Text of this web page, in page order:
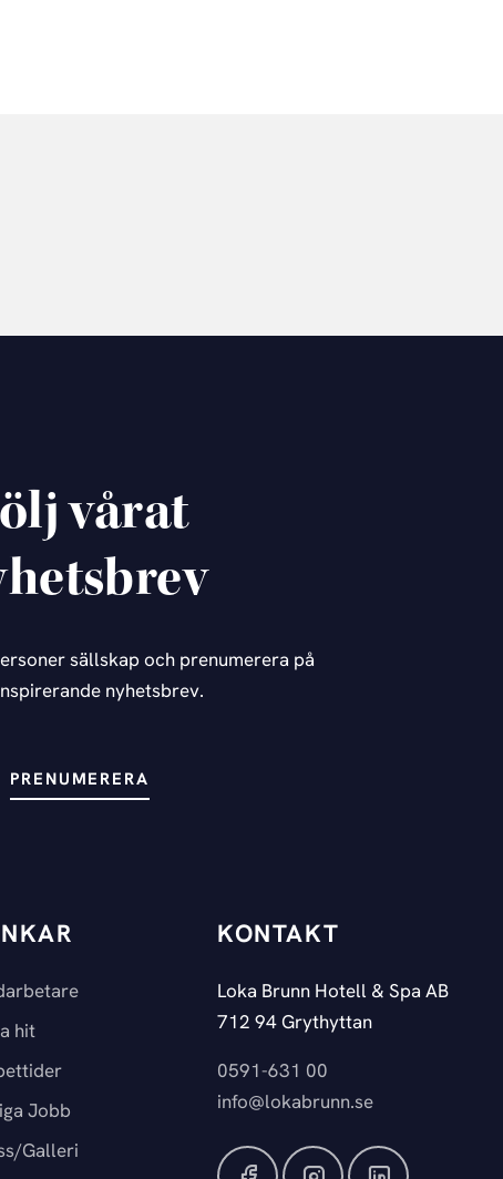
vårat
sällskap och prenumerera på
nyhetsbrev.
PRENUMERERA
hit
Jobb
Galleri
KONTAKT
Loka Brunn Hotell & Spa AB
712 94 Grythyttan
0591-631 00
info@lokabrunn.se